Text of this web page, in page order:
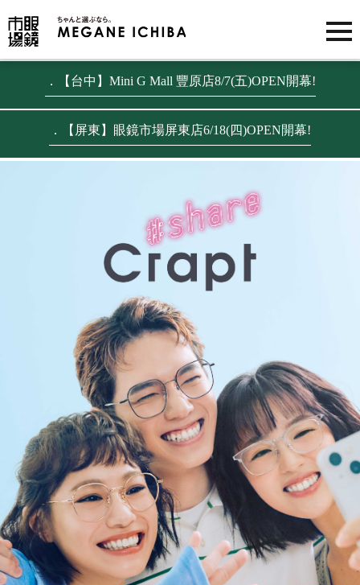
．【台中】Mini G Mall 豐原店8/7(五)OPEN開幕!
．【屏東】眼鏡市場屏東店6/18(四)OPEN開幕!